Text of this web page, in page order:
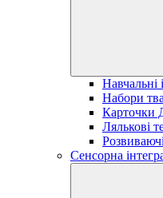
Навчальні
Набори
Карточки
Лялькові
Сенсорна